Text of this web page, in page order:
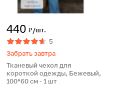
440 ₽/шт.
5
Забрать завтра
Тканевый чехол для
короткой одежды, Бежевый,
100*60 см - 1 шт